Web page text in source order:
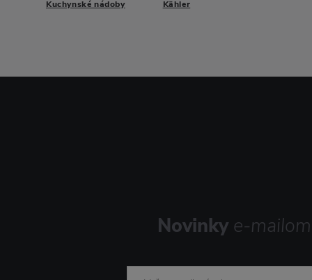
Kuchynské nádoby Kähler
Novinky e-mailom